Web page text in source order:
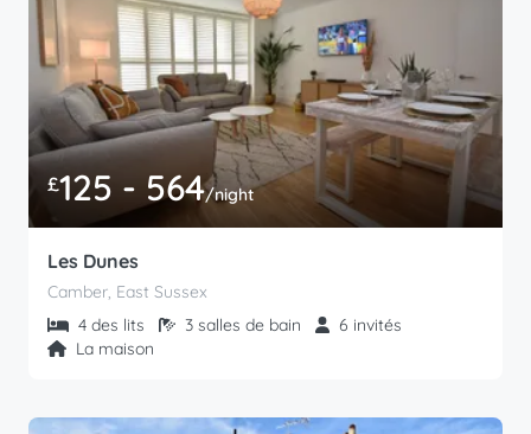
£125 - 564/night
Les Dunes
Camber, East Sussex
4 des lits
3 salles de bain
6 invités
La maison